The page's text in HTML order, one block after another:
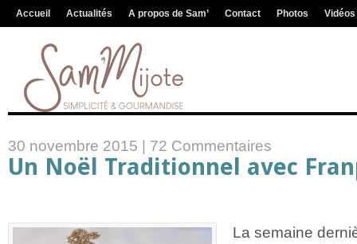
Accueil Actualités A propos de Sam’ Contact Photos Vidéos
30 novembre 2015 | 72 Commentaires
Un Noël Traditionnel avec
La semaine